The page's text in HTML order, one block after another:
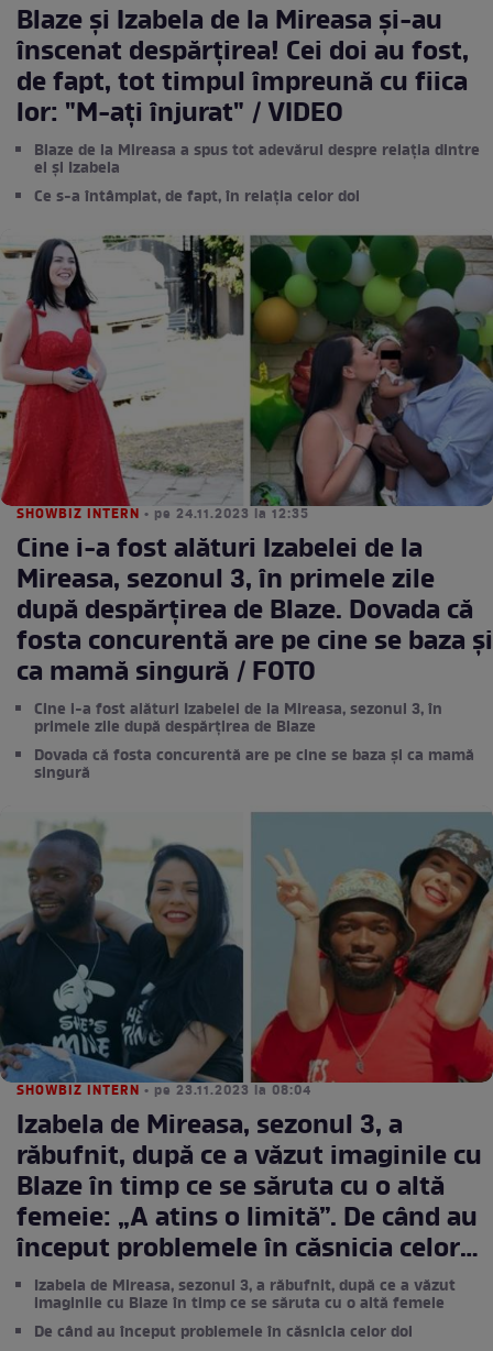
Blaze și Izabela de la Mireasa și-au
înscenat despărțirea! Cei doi au fost,
de fapt, tot timpul împreună cu fiica
lor: "M-ați înjurat" / VIDEO
Blaze de la Mireasa a spus tot adevărul despre relația dintre
el și Izabela
Ce s-a întâmplat, de fapt, în relația celor doi
SHOWBIZ INTERN • pe 24.11.2023 la 12:35
Cine i-a fost alături Izabelei de la
Mireasa, sezonul 3, în primele zile
după despărțirea de Blaze. Dovada că
fosta concurentă are pe cine se baza și
ca mamă singură / FOTO
Cine i-a fost alături Izabelei de la Mireasa, sezonul 3, în
primele zile după despărțirea de Blaze
Dovada că fosta concurentă are pe cine se baza și ca mamă
singură
SHOWBIZ INTERN • pe 23.11.2023 la 08:04
Izabela de Mireasa, sezonul 3, a
răbufnit, după ce a văzut imaginile cu
Blaze în timp ce se săruta cu o altă
femeie: „A atins o limită”. De când au
început problemele în căsnicia celor
doiIzabela de Mireasa, sezonul 3, a răbufnit, după ce a văzut
imaginile cu Blaze în timp ce se săruta cu o altă femeie
De când au început problemele în căsnicia celor doi